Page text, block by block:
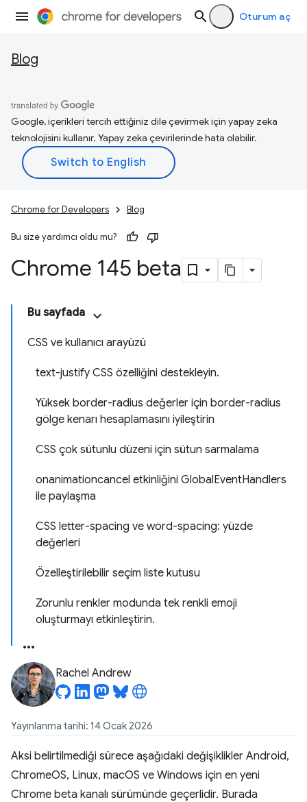
Oturum aç
Blog
Google, içerikleri tercih ettiğiniz dile çevirmek için yapay zeka
teknolojisini kullanır. Yapay zeka çevirilerinde hata olabilir.
Chrome for Developers Blog
Bu size yardımcı oldu mu?
Chrome 145 beta
Bu sayfada
CSS ve kullanıcı arayüzü
text-justify CSS özelliğini destekleyin.
Yüksek border-radius değerler için border-radius
gölge kenarı hesaplamasını iyileştirin
CSS çok sütunlu düzeni için sütun sarmalama
onanimationcancel etkinliğini GlobalEventHandlers
ile paylaşma
CSS letter-spacing ve word-spacing: yüzde
değerleri
Özelleştirilebilir seçim liste kutusu
Zorunlu renkler modunda tek renkli emoji
oluşturmayı etkinleştirin.
Rachel Andrew
Yayınlanma tarihi: 14 Ocak 2026
Aksi belirtilmediği sürece aşağıdaki değişiklikler Android,
ChromeOS, Linux, macOS ve Windows için en yeni
Chrome beta kanalı sürümünde geçerlidir. Burada